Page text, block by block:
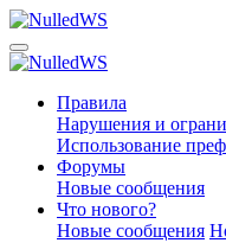
Правила
Нарушения и
Использование
Форумы
Новые сообщения
Что нового?
Новые сообщения